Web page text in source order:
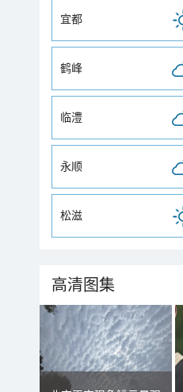
宜都
鹤峰
临澧
永顺
松滋
高清图集